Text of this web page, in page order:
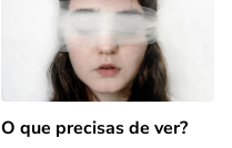
O que precisas de ver?